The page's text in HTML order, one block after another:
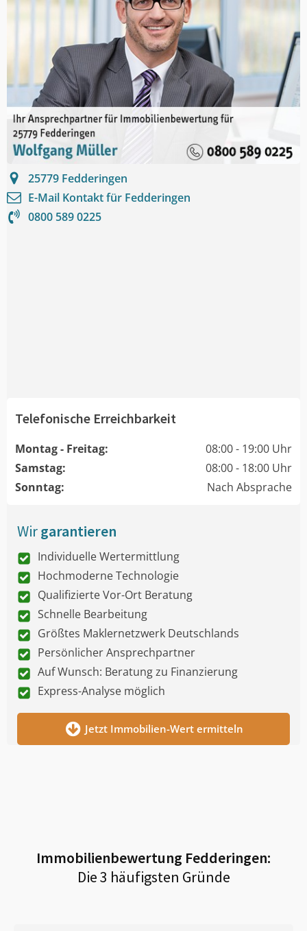
25779 Fedderingen
E-Mail Kontakt für Fedderingen
0800 589 0225
Telefonische Erreichbarkeit
Montag - Freitag:
08:00 - 19:00 Uhr
Samstag:
08:00 - 18:00 Uhr
Sonntag:
Nach Absprache
Wirgarantieren
Individuelle Wertermittlung
Hochmoderne Technologie
Qualifizierte Vor-Ort Beratung
Schnelle Bearbeitung
Größtes Maklernetzwerk Deutschlands
Persönlicher Ansprechpartner
Auf Wunsch: Beratung zu Finanzierung
Express-Analyse möglich
Jetzt Immobilien-Wert ermitteln
Immobilienbewertung Fedderingen:
Die 3 häufigsten Gründe